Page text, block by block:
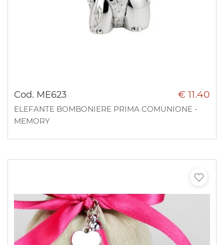
Cod. ME623 € 11.40
ELEFANTE BOMBONIERE PRIMA COMUNIONE -
MEMORY